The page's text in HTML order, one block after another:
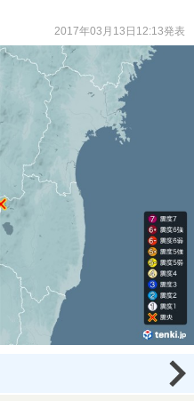
2017年03月13日12:13発表